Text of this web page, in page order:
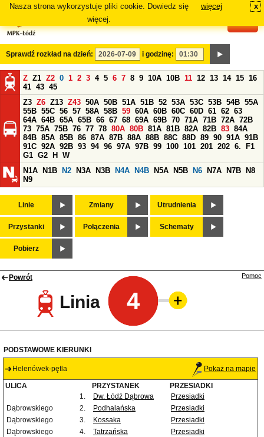
Nasza strona wykorzystuje pliki cookie. Dowiedz się
więcej.
więcej x
Sprawdź rozkład na dzień: i godzinę:
Z Z1 Z2 0 1 2 3 4 5 6 7 8 9 10A 10B 11 12 13 14 15 16
41 43 45
Z3 Z6 Z13 Z43 50A 50B 51A 51B 52 53A 53C 53B 54B 55A
55B 55C 56 57 58A 58B 59 60A 60B 60C 60D 61 62 63
64A 64B 65A 65B 66 67 68 69A 69B 70 71A 71B 72A 72B
73 75A 75B 76 77 78 80A 80B 81A 81B 82A 82B 83 84A
84B 85A 85B 86 87A 87B 88A 88B 88C 88D 89 90 91A 91B
91C 92A 92B 93 94 96 97A 97B 99 100 101 201 202 6.
F1
G1 G2 H
W
N1A
N1B N2 N3A N3B N4A N4B N5A N5B N6 N7A N7B
N8
N9
Linie Zmiany Utrudnienia
Przystanki Połączenia Schematy
Pobierz
Powrót
Linia 4
Pomoc
PODSTAWOWE KIERUNKI
Helenówek-pętla Pokaż na mapie
ULICA PRZYSTANEK
PRZESIADKI
1.
Dw. Łódź Dąbrowa
Przesiadki
Dąbrowskiego
2. Podhalańska
Przesiadki
Dąbrowskiego
3. Kossaka
Przesiadki
Dąbrowskiego
4. Tatrzańska
Przesiadki